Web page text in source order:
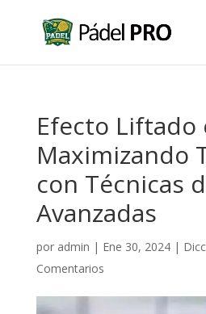
Efecto Liftado
Maximizando
con Técnicas
Avanzadas
por admin | Ene 30, 2024|
Comentarios